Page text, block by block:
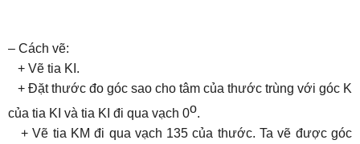
– Cách vẽ:
+ Vẽ tia KI.
+ Đặt thước đo góc sao cho tâm của thước trùng với góc K
của tia KI và tia KI đi qua vạch 0o.
+ Vẽ tia KM đi qua vạch 135 của thước. Ta vẽ được góc